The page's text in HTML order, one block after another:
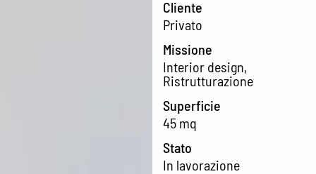
Cliente
Privato
Missione
Interior design,
Ristrutturazione
Superficie
45 mq
Stato
In lavorazione